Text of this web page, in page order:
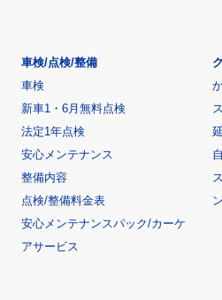
車検/点検/整備
車検
新車1・6月無料点検
法定1年点検
安心メンテナンス
整備内容
点検/整備料金表
安心メンテナンスパック/カーケ
アサービス
ン